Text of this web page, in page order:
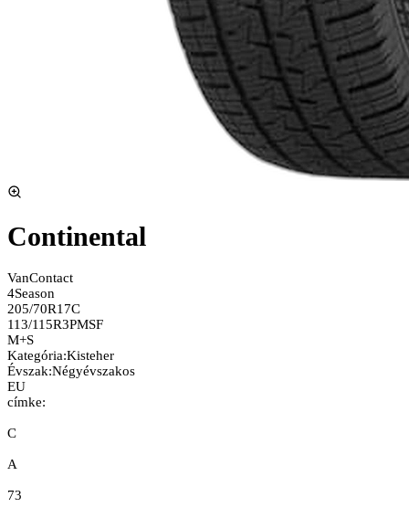
Continental
VanContact
4Season
205/70R17C
113/115R3PMSF
M+S
Kategória:Kisteher
Évszak:Négyévszakos
EU
címke:
C
A
73